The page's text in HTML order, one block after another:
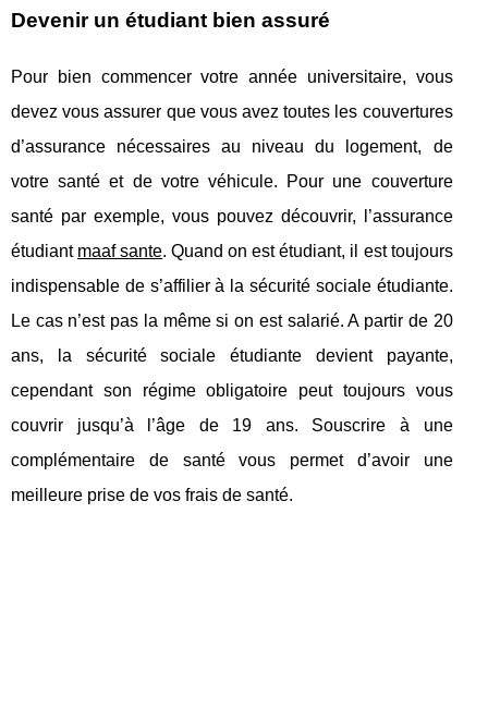
Devenir un étudiant bien assuré
Pour bien commencer votre année universitaire, vous
devez vous assurer que vous avez toutes les couvertures
d’assurance nécessaires au niveau du logement, de
votre santé et de votre véhicule. Pour une couverture
santé par exemple, vous pouvez découvrir, l’assurance
étudiant maaf sante. Quand on est étudiant, il est toujours
indispensable de s’affilier à la sécurité sociale étudiante.
Le cas n’est pas la même si on est salarié. A partir de 20
ans, la sécurité sociale étudiante devient payante,
cependant son régime obligatoire peut toujours vous
couvrir jusqu’à l’âge de 19 ans. Souscrire à une
complémentaire de santé vous permet d’avoir une
meilleure prise de vos frais de santé.